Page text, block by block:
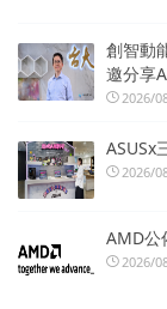
創智動
邀分享
2026/
ASUSx
2026/
AMD公
2026/